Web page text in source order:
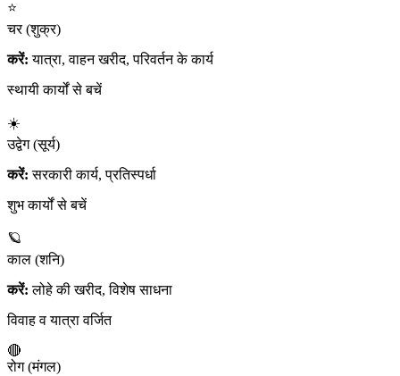
⭐
चर (शुक्र)
करें:यात्रा, वाहन खरीद, परिवर्तन के कार्य
स्थायी कार्यों से बचें
☀️
उद्वेग (सूर्य)
करें:सरकारी कार्य, प्रतिस्पर्धा
शुभ कार्यों से बचें
🪐
काल (शनि)
करें:लोहे की खरीद, विशेष साधना
विवाह व यात्रा वर्जित
🔴
रोग (मंगल)